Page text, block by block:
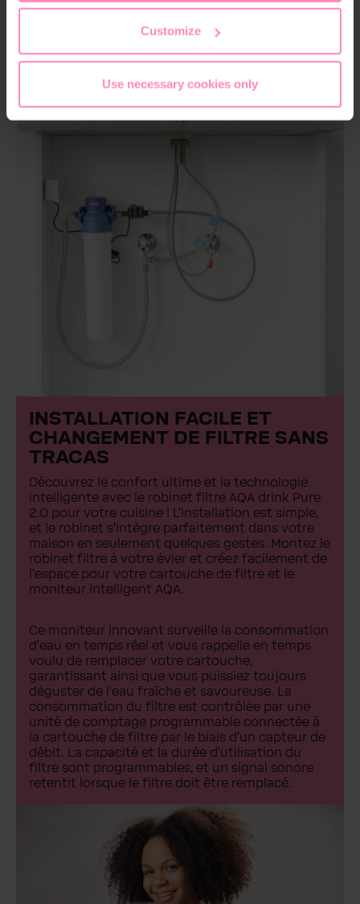
Customize
Use necessary cookies only
INSTALLATION FACILE ET
CHANGEMENT DE FILTRE SANS
TRACAS
Découvrez le confort ultime et la technologie
intelligente avec le robinet filtre AQA drink Pure
2.0 pour votre cuisine ! L'installation est simple,
et le robinet s'intègre parfaitement dans votre
maison en seulement quelques gestes. Montez le
robinet filtre à votre évier et créez facilement de
l'espace pour votre cartouche de filtre et le
moniteur intelligent AQA.
Ce moniteur innovant surveille la consommation
d'eau en temps réel et vous rappelle en temps
voulu de remplacer votre cartouche,
garantissant ainsi que vous puissiez toujours
déguster de l'eau fraîche et savoureuse. La
consommation du filtre est contrôlée par une
unité de comptage programmable connectée à
la cartouche de filtre par le biais d'un capteur de
débit. La capacité et la durée d'utilisation du
filtre sont programmables, et un signal sonore
retentit lorsque le filtre doit être remplacé.